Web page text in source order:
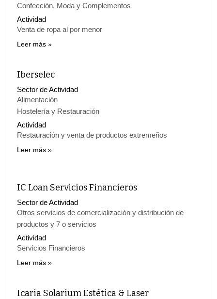
Confección, Moda y Complementos
Actividad
Venta de ropa al por menor
Leer más
Iberselec
Sector de Actividad
Alimentación
Hostelería y Restauración
Actividad
Restauración y venta de productos extremeños
Leer más
IC Loan Servicios Financieros
Sector de Actividad
Otros servicios de comercialización y distribución de
productos y 7 o servicios
Actividad
Servicios Financieros
Leer más
Icaria Solarium Estética & Laser